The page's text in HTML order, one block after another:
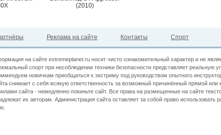
(2010)
Реклама на сайте Контакты Спорт
на сайте extremeplanet.ru носит чисто ознакомительный характер и не
спорт при несоблюдении техники безопасности представляет реальную
новичкам приобщаться к экстриму под руководством опытного
снимает с себя всякую ответственность за возможный причинённый прямой
сайта - немедленно покиньте сайт. Все права на размещенные на сайте
их авторам. Администрация сайта оставляет за собой право